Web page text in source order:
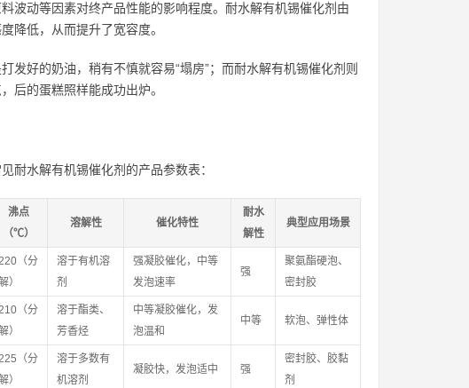
波动等因素对终产品性能的影响程度。耐水解有机锡催化剂由
降低，从而提升了宽容度。
好的奶油，稍有不慎就容易“塌房”；而耐水解有机锡催化剂则
后的蛋糕照样能成功出炉。
耐水解有机锡催化剂的产品参数表：
沸点
（℃）
溶解性 催化特性
耐水
解性
典型应用场景
（分
）
溶于有机溶
剂
强凝胶催化，中等
发泡速率
强
聚氨酯硬泡、
密封胶
（分
）
溶于酯类、
芳香烃
中等凝胶催化，发
泡温和
中等 软泡、弹性体
（分
）
溶于多数有
机溶剂
凝胶快，发泡适中 强
密封胶、胶黏
剂